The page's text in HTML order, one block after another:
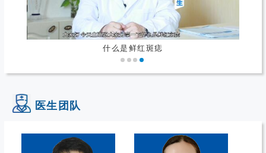
什么是鲜红斑痣
医生团队